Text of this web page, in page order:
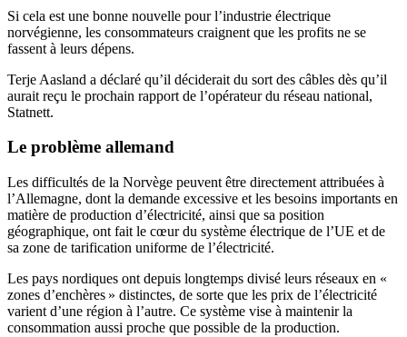
Si cela est une bonne nouvelle pour l’industrie électrique
norvégienne, les consommateurs craignent que les profits ne se
fassent à leurs dépens.
Terje Aasland a déclaré qu’il déciderait du sort des câbles dès qu’il
aurait reçu le prochain rapport de l’opérateur du réseau national,
Statnett.
Le problème allemand
Les difficultés de la Norvège peuvent être directement attribuées à
l’Allemagne, dont la demande excessive et les besoins importants en
matière de production d’électricité, ainsi que sa position
géographique, ont fait le cœur du système électrique de l’UE et de
sa zone de tarification uniforme de l’électricité.
Les pays nordiques ont depuis longtemps divisé leurs réseaux en «
zones d’enchères » distinctes, de sorte que les prix de l’électricité
varient d’une région à l’autre. Ce système vise à maintenir la
consommation aussi proche que possible de la production.